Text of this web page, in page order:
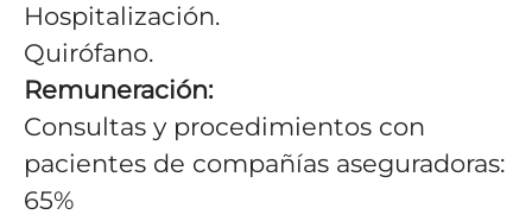
Hospitalización.
Quirófano.
Remuneración:
Consultas y procedimientos con
pacientes de compañías aseguradoras:
65%